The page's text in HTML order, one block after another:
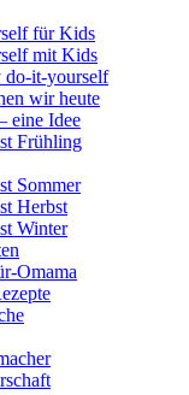
für Kids
mit Kids
do-it-yourself
wir heute
eine Idee
Frühling
Sommer
Herbst
Winter
Omama